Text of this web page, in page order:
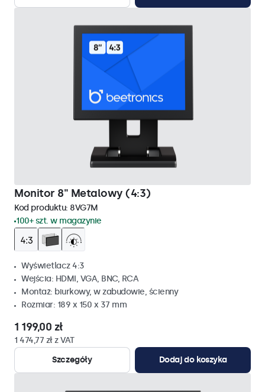
Monitor 8" Metalowy (4:3)
Kod produktu: 8VG7M
100+ szt. w magazynie
Wyświetlacz 4:3
Wejścia: HDMI, VGA, BNC, RCA
Montaż: biurkowy, w zabudowie, ścienny
Rozmiar: 189 x 150 x 37 mm
1 199,00 zł
1 474,77 zł z VAT
Szczegóły
Dodaj do koszyka